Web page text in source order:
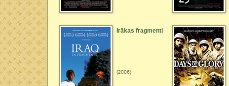
Irākas fragmenti
(2006)